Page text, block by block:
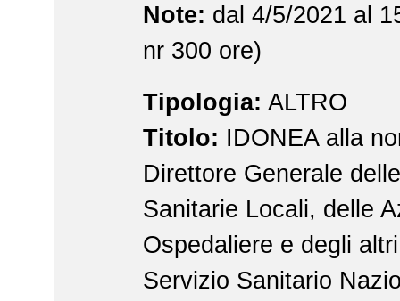
Note: dal 4/5/2021 al
nr 300 ore)
Tipologia: ALTRO
Titolo: IDONEA alla
Direttore Generale
Sanitarie Locali, delle
Ospedaliere e degli
Servizio Sanitario